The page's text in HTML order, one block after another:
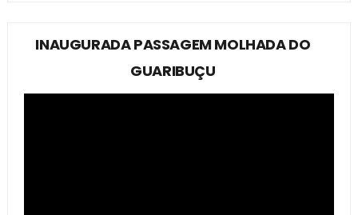
INAUGURADA PASSAGEM MOLHADA DO
GUARIBUÇU